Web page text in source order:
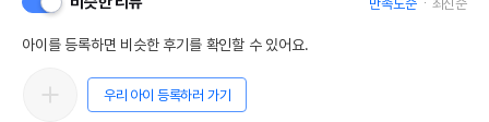
만족도순 최신순
아이를 등록하면 비슷한 후기를 확인할 수 있어요.
우리 아이 등록하러 가기